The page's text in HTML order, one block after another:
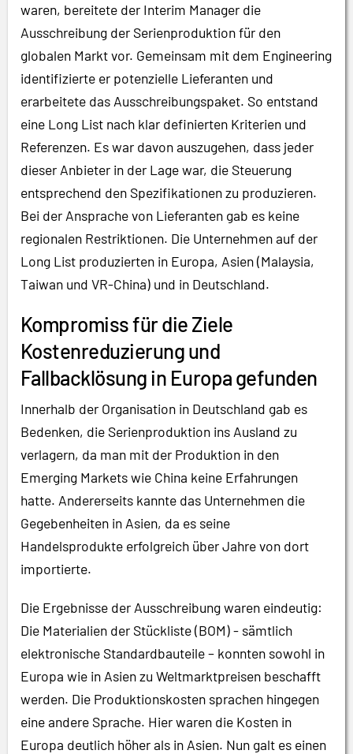
waren, bereitete der Interim Manager die
Ausschreibung der Serienproduktion für den
globalen Markt vor. Gemeinsam mit dem Engineering
identifizierte er potenzielle Lieferanten und
erarbeitete das Ausschreibungspaket. So entstand
eine Long List nach klar definierten Kriterien und
Referenzen. Es war davon auszugehen, dass jeder
dieser Anbieter in der Lage war, die Steuerung
entsprechend den Spezifikationen zu produzieren.
Bei der Ansprache von Lieferanten gab es keine
regionalen Restriktionen. Die Unternehmen auf der
Long List produzierten in Europa, Asien (Malaysia,
Taiwan und VR-China) und in Deutschland.
Kompromiss für die Ziele
Kostenreduzierung und
Fallbacklösung in Europa gefunden
Innerhalb der Organisation in Deutschland gab es
Bedenken, die Serienproduktion ins Ausland zu
verlagern, da man mit der Produktion in den
Emerging Markets wie China keine Erfahrungen
hatte. Andererseits kannte das Unternehmen die
Gegebenheiten in Asien, da es seine
Handelsprodukte erfolgreich über Jahre von dort
importierte.
Die Ergebnisse der Ausschreibung waren eindeutig:
Die Materialien der Stückliste (BOM) - sämtlich
elektronische Standardbauteile – konnten sowohl in
Europa wie in Asien zu Weltmarktpreisen beschafft
werden. Die Produktionskosten sprachen hingegen
eine andere Sprache. Hier waren die Kosten in
Europa deutlich höher als in Asien. Nun galt es einen